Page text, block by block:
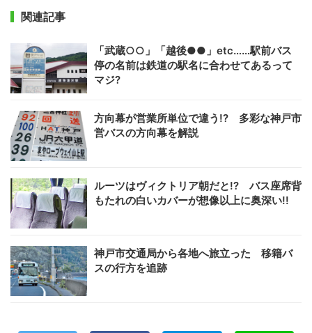
関連記事
「武蔵○○」「越後●●」etc……駅前バス
停の名前は鉄道の駅名に合わせてあるって
マジ?
方向幕が営業所単位で違う!? 多彩な神戸市
営バスの方向幕を解説
ルーツはヴィクトリア朝だと!? バス座席背
もたれの白いカバーが想像以上に奥深い!!
神戸市交通局から各地へ旅立った 移籍バ
スの行方を追跡